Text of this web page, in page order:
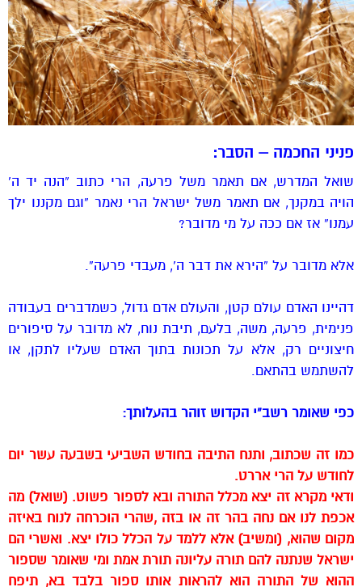
פניני החכמה – הסבר:
שואל המדרש, אם תאמר משל פרעה, הרי כתוב “הנה יד ה’
הויה במקנך, אם תאמר משל ישראל הרי נאמר “וגם מקננו ילך
עמנו” אז אם ככה על מי מדובר?
אלא מדובר על “הירא את דבר ה’, מעבדי פרעה”.
דהיינו האדם עולם קטן, והעולם אדם גדול, כשמדברים בעבודה
פנימית, פרעה, משה, בלעם, תיבת נוח, לא מדובר על סיפורים
חיצוניים רק, אלא על תכונות בתוך האדם שעליו לתקן, או
להשתמש בהתאם.
כפי שאומר רשב”י הקדוש זוהר בהעלותך:
כמו זה שכתוב, ותנח התיבה בחודש השביעי בשבעה עשר יום
לחודש על הרי אררט.
ודאי מקרא זה יצא מכלל התורה ובא לספור פשוט. (שואל) מה
אכפת לנו אם נחה בהר זה או בזה ,שהרי הוכרחה לנוח באיזה
מקום שהוא, (ומשיב) אלא ללמד על הכלל כולו יצא. ואשרי הם
ישראל שנתנה להם תורה עליונה תורת אמת ומי שאומר שספור
ההוא של התורה הוא להראות אותו ספור בלבד בא, תיפח